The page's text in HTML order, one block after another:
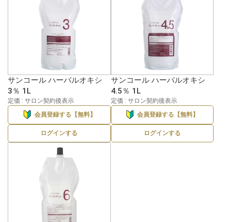
サンコール ハーバルオキシ
3％ 1L
定価 : サロン契約後表示
会員登録する【無料】
ログインする
サンコール ハーバルオキシ
4.5％ 1L
定価 : サロン契約後表示
会員登録する【無料】
ログインする